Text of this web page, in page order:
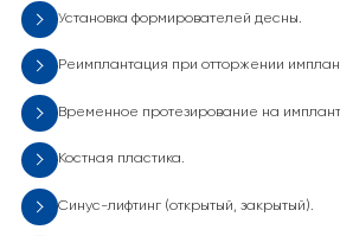
Установка формирователей десны.
Реимплантация при отторжении
Временное протезирование на
Костная пластика.
Синус-лифтинг (открытый, закрытый).